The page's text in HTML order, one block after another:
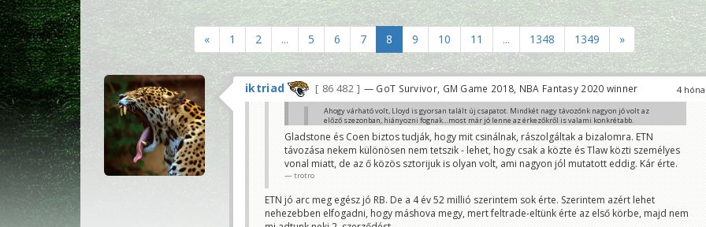
« 1 2 ... 5 6 7 8 9 10 11 ... 1348 1349 »
4
iktriad 86 482 — GoT Survivor, GM Game 2018, NBA Fantasy 2020 winner
Ahogy várható volt, Lloyd is gyorsan talált új csapatot. Mindkét nagy távozónk nagyon jó volt az
előző szezonban, hiányozni fognak…most már jó lenne az érkezőkről is valami konkrétabb.
Nem hiszem, hogy sok érkező lesz, ha lesz egyáltalán.
Azt az évi 15 milliót Lloydnak ki lehetett volna gazdálkodni...
iktriad
Gladstone és Coen biztos tudják, hogy mit csinálnak, rászolgáltak a bizalomra. ETN
távozása nekem különösen nem tetszik - lehet, hogy csak a közte és Tlaw közti személyes
vonal miatt, de az ő közös sztorijuk is olyan volt, ami nagyon jól mutatott eddig. Kár érte.
trotro
ETN jó arc meg egész jó RB. De a 4 év 52 millió szerintem sok érte. Szerintem azért lehet
nehezebben elfogadni, hogy máshova megy, mert feltrade-eltünk érte az első körbe, majd nem